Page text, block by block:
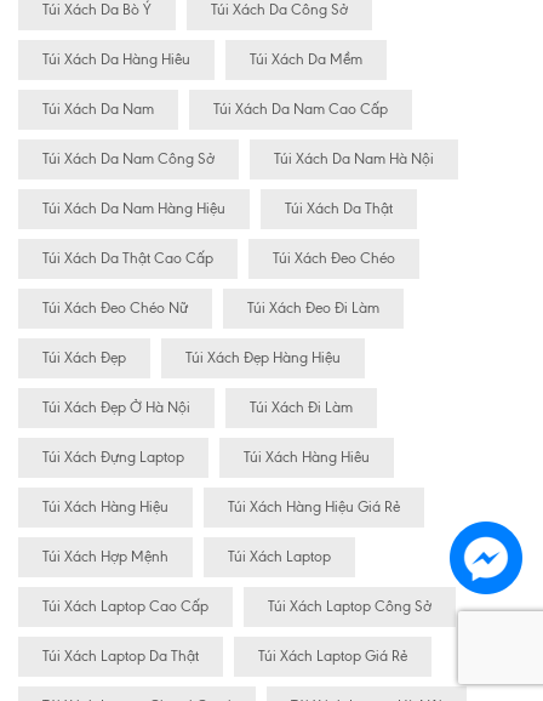
Túi Xách Da Bò Ý Túi Xách Da Công Sở
Túi Xách Da Hàng Hiêu Túi Xách Da Mềm
Túi Xách Da Nam Túi Xách Da Nam Cao Cấp
Túi Xách Da Nam Công Sở Túi Xách Da Nam Hà Nội
Túi Xách Da Nam Hàng Hiệu Túi Xách Da Thật
Túi Xách Da Thật Cao Cấp Túi Xách Đeo Chéo
Túi Xách Đeo Chéo Nữ Túi Xách Đeo Đi Làm
Túi Xách Đẹp Túi Xách Đẹp Hàng Hiệu
Túi Xách Đẹp Ở Hà Nội Túi Xách Đi Làm
Túi Xách Đựng Laptop Túi Xách Hàng Hiêu
Túi Xách Hàng Hiệu Túi Xách Hàng Hiệu Giá Rẻ
Túi Xách Hợp Mệnh Túi Xách Laptop
Túi Xách Laptop Cao Cấp Túi Xách Laptop Công Sở
Túi Xách Laptop Da Thật Túi Xách Laptop Giá Rẻ